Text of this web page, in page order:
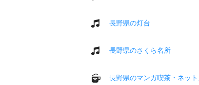
長野県の灯台
長野県のさくら名所
長野県のマンガ喫茶・ネッ